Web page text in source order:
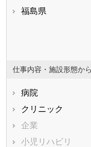
福島県
石川県
静岡県
滋賀県
兵庫県
鳥取県
仕事内容・施設形態か
病院
クリニック
企業
小児リハビリ